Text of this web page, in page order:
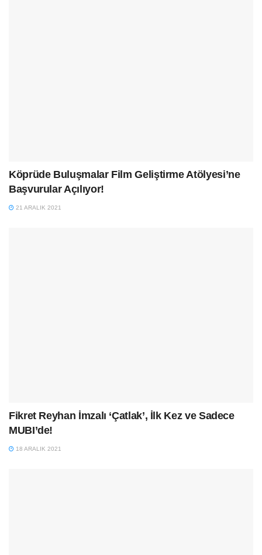
Köprüde Buluşmalar Film Geliştirme Atölyesi’ne
Başvurular Açılıyor!
21 ARALIK 2021
Fikret Reyhan İmzalı ‘Çatlak’, İlk Kez ve Sadece
MUBI’de!
18 ARALIK 2021